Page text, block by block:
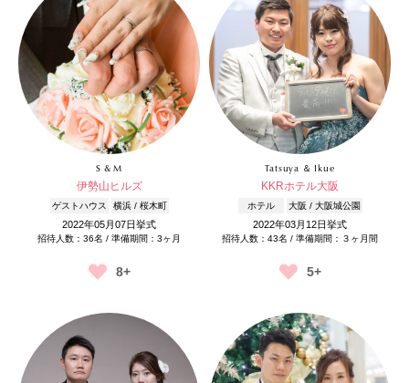
S & M
伊勢山ヒルズ
ゲストハウス 横浜 / 桜木町
2022年05月07日挙式
招待人数：36名 / 準備期間：3ヶ月
8+
Tatsuya ＆ Ikue
KKRホテル大阪
ホテル 大阪 / 大阪城公園
2022年03月12日挙式
招待人数：43名 / 準備期間：３ヶ月間
5+